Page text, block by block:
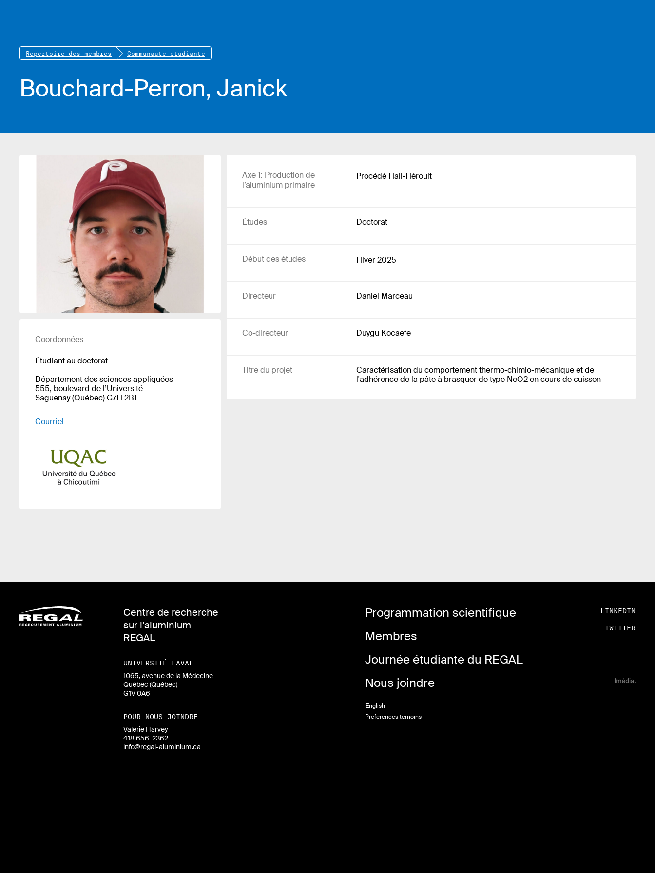
Répertoire des membres Communauté étudiante
Bouchard-Perron, Janick
Coordonnées
Étudiant au doctorat
Département des sciences appliquées
555, boulevard de l’Université
Saguenay (Québec) G7H 2B1
Courriel
Axe 1: Production de
l’aluminium primaire
Procédé Hall-Héroult
Études Doctorat
Début des études Hiver 2025
Directeur Daniel Marceau
Co-directeur Duygu Kocaefe
Titre du projet
Caractérisation du comportement thermo-chimio-mécanique et de
l'adhérence de la pâte à brasquer de type NeO2 en cours de cuisson
Centre de recherche
sur l’aluminium -
REGAL
UNIVERSITÉ LAVAL
1065, avenue de la Médecine
Québec (Québec)
G1V 0A6
POUR NOUS JOINDRE
Valerie Harvey
418 656-2362
info@regal-aluminium.ca
Programmation scientifique
Membres
Journée étudiante du REGAL
Nous joindre
English
Préférences témoins
LINKEDIN
TWITTER